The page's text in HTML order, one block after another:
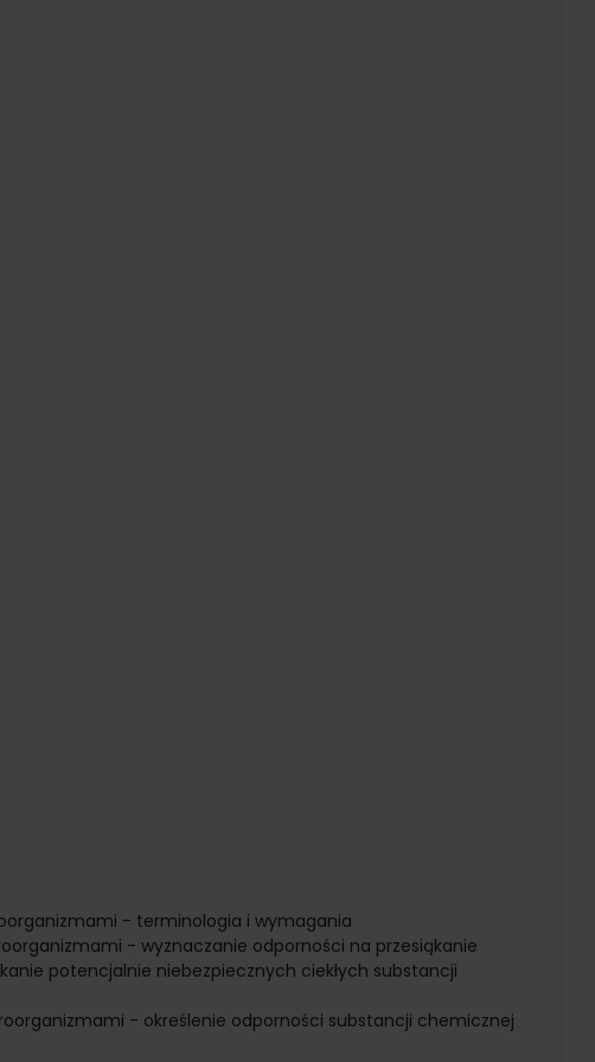
- terminologia i wymagania
- wyznaczanie odporności na przesiąkanie
potencjalnie niebezpiecznych ciekłych substancji
- określenie odporności substancji chemicznej